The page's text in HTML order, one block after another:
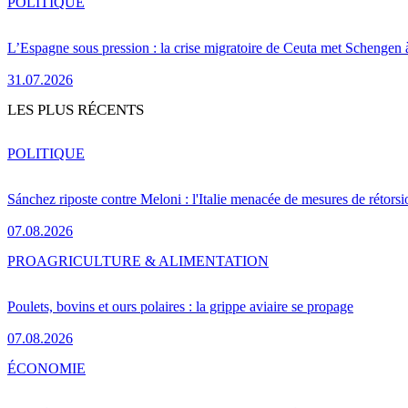
L’Espagne sous pression : la crise migratoire de Ceuta met Schengen
31.07.2026
LES PLUS RÉCENTS
Sánchez riposte contre Meloni : l'Italie menacée de mesures de
07.08.2026
POLITIQUE
Poulets, bovins et ours polaires : la grippe aviaire se propage
07.08.2026
PROAGRICULTURE & ALIMENTATION
ÉCONOMIE